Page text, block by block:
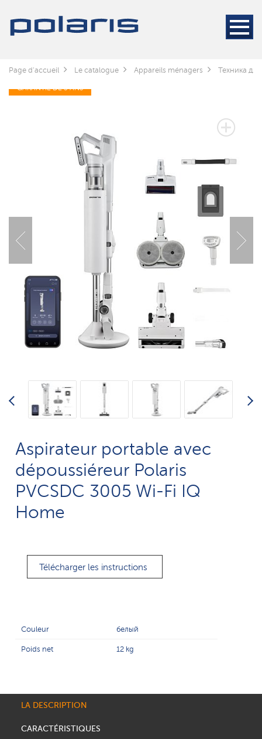
Page d'accueil Le catalogue Appareils ménagers Техника
GARANTIE DE 3 ANS
Aspirateur portable avec
dépoussiéreur Polaris
PVCSDC 3005 Wi-Fi IQ
Home
Télécharger les instructions
Couleur белый
Poids net 12 kg
LA DESCRIPTION
CARACTÉRISTIQUES